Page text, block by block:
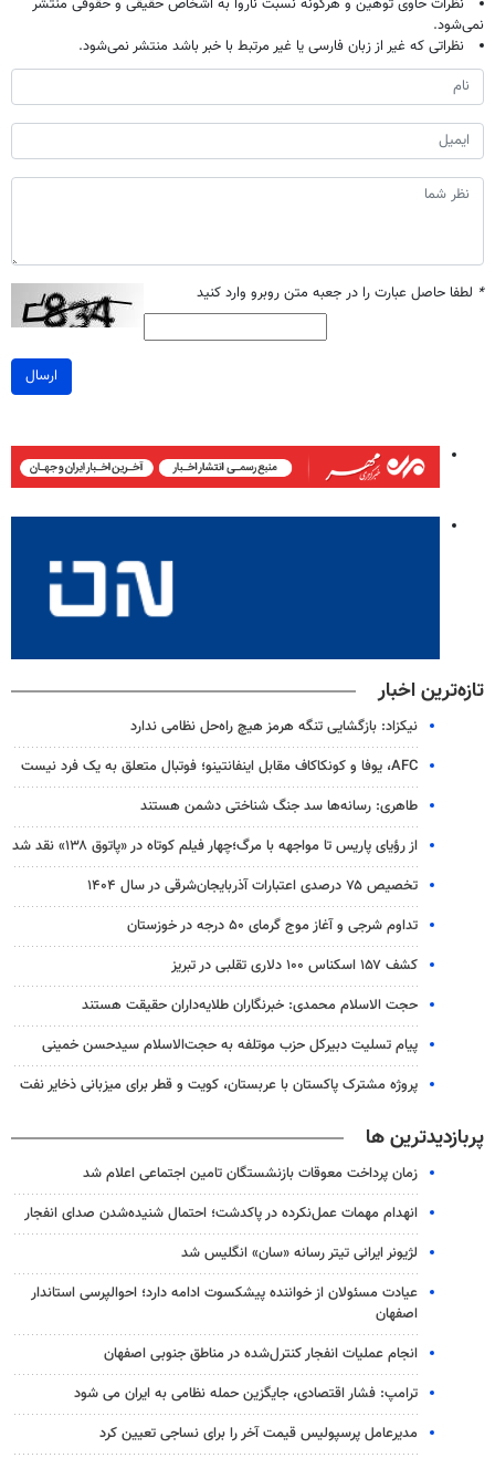
نظرات حاوی توهین و هرگونه نسبت ناروا به اشخاص حقیقی و حقوقی منتشر
نمی‌شود.
نظراتی که غیر از زبان فارسی یا غیر مرتبط با خبر باشد منتشر نمی‌شود.
* لطفا حاصل عبارت را در جعبه متن روبرو وارد کنید
ارسال
تازه‌ترین اخبار
نیکزاد: بازگشایی تنگه هرمز هیچ راه‌حل نظامی ندارد
AFC، یوفا و کونکاکاف مقابل اینفانتینو؛ فوتبال متعلق به یک فرد نیست
طاهری: رسانه‌ها سد جنگ شناختی دشمن هستند
از رؤیای پاریس تا مواجهه با مرگ؛چهار فیلم کوتاه در «پاتوق ۱۳۸» نقد شد
تخصیص ۷۵ درصدی اعتبارات آذربایجان‌شرقی در سال ۱۴۰۴
تداوم شرجی و آغاز موج گرمای ۵۰ درجه در خوزستان
کشف ۱۵۷ اسکناس ۱۰۰ دلاری تقلبی در تبریز
حجت الاسلام محمدی: خبرنگاران طلایه‌داران حقیقت هستند
پیام تسلیت دبیرکل حزب موتلفه به حجت‌الاسلام سیدحسن خمینی
پروژه مشترک پاکستان با عربستان، کویت و قطر برای میزبانی ذخایر نفت
پربازدیدترین ها
زمان پرداخت معوقات بازنشستگان تامین اجتماعی اعلام شد
انهدام مهمات عمل‌نکرده در پاکدشت؛ احتمال شنیده‌شدن صدای انفجار
لژیونر ایرانی تیتر رسانه «سان» انگلیس شد
عیادت مسئولان از خواننده پیشکسوت ادامه دارد؛ احوالپرسی استاندار
اصفهان
انجام عملیات انفجار کنترل‌شده در مناطق جنوبی اصفهان
ترامپ: فشار اقتصادی، جایگزین حمله نظامی به ایران می شود
مدیرعامل پرسپولیس قیمت آخر را برای نساجی تعیین کرد